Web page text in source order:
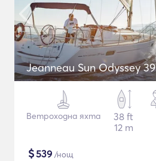
Jeanneau Sun Odyssey 39
Ветроходна яхта
38 ft
12 m
$539 /нощ